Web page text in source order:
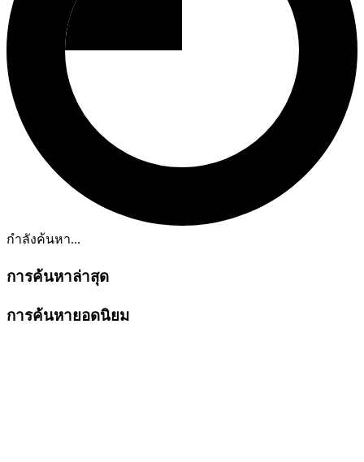
กำลังค้นหา...
การค้นหาล่าสุด
การค้นหายอดนิยม